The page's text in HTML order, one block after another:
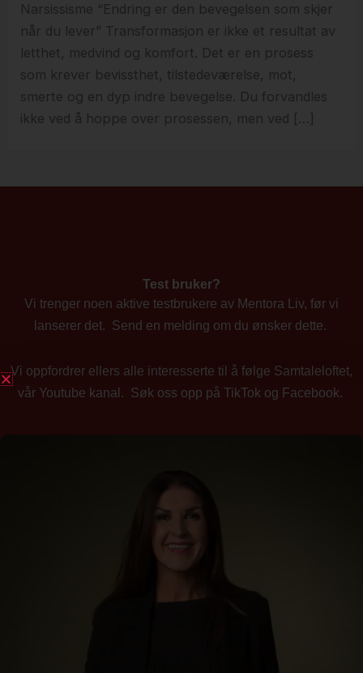
Narsissisme “Endring er den bevegelsen som skjer
når du lever” Transformasjon er ikke et resultat av
letthet, medvind og komfort. Det er en prosess
som krever bevissthet, tilstedeværelse, mot,
smerte og en dyp indre bevegelse. Du forvandles
ikke ved å hoppe over prosessen, men ved […]
Test bruker?
Vi trenger noen aktive testbrukere av Mentora Liv, før vi
lanserer det. Send en melding om du ønsker dette.
Vi oppfordrer ellers alle interesserte til å følge Samtaleloftet,
vår Youtube kanal. Søk oss opp på TikTok og Facebook.